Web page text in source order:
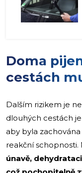
Doma
cestách
Dalším rizikem je
dlouhých cestách
aby byla
reakční
únavě,